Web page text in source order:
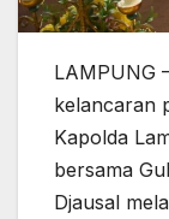
LAMPUNG
kelancaran
Kapolda
bersama
Djausal